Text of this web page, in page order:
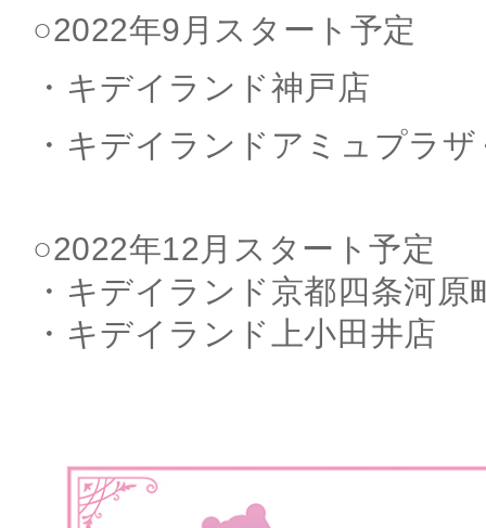
○2022年9月スタート予定
・キデイランド神戸店
・キデイランドアミュプラ
○2022年12月スタート予定
・キデイランド京都四条河原
・キデイランド上小田井店